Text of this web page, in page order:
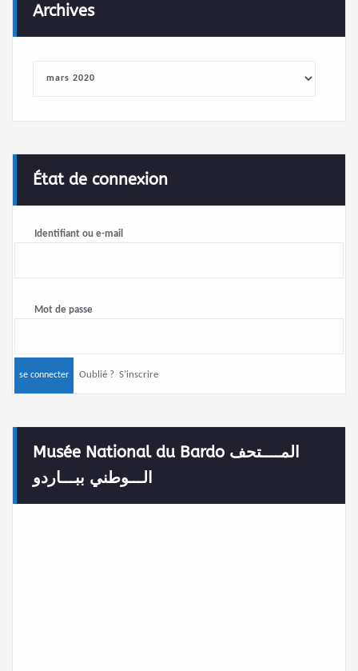
Archives
État de connexion
Identifiant ou e-mail
Mot de passe
Oublié ? S’inscrire
Musée National du Bardo المــــتحف
الـــوطني ببـــاردو